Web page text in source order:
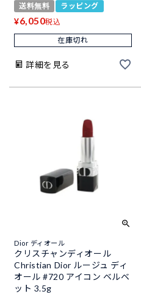
送料無料 ラッピング
¥6,050税込
在庫切れ
詳細を見る
Dior ディオール
クリスチャンディオール
Christian Dior ルージュ ディ
オール #720 アイコン ベルベ
ット 3.5g